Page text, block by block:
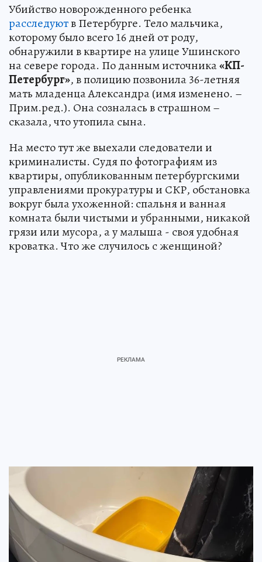
Убийство новорожденного ребенка
расследуютв Петербурге. Тело мальчика,
которому было всего 16 дней от роду,
обнаружили в квартире на улице Ушинского
на севере города. По данным источника«КП-
Петербург», в полицию позвонила 36-летняя
мать младенца Александра (имя изменено. –
Прим.ред.). Она созналась в страшном –
сказала, что утопила сына.
На место тут же выехали следователи и
криминалисты. Судя по фотографиям из
квартиры, опубликованным петербургскими
управлениями прокуратуры и СКР, обстановка
вокруг была ухоженной: спальня и ванная
комната были чистыми и убранными, никакой
грязи или мусора, а у малыша - своя удобная
кроватка. Что же случилось с женщиной?